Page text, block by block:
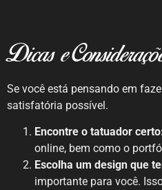
Dicas e
Se você está pensando em
satisfatória possível.
Encontre o tatuador
online, bem como o
Escolha um design que
importante para você.